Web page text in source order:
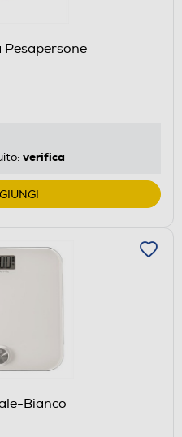
Pesapersone
verifica
Bianco